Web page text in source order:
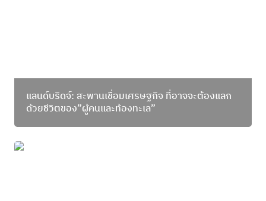
แลนด์บริดจ์: สะพานเชื่อมเศรษฐกิจ ที่อาจจะต้องแลก
ด้วยชีวิตของ”ผู้คนและท้องทะเล”
ผลิตภัณฑ์จากคนหลงที่จะ ‘รักษ์ อาหารที่ดี’ - Bo.lan x